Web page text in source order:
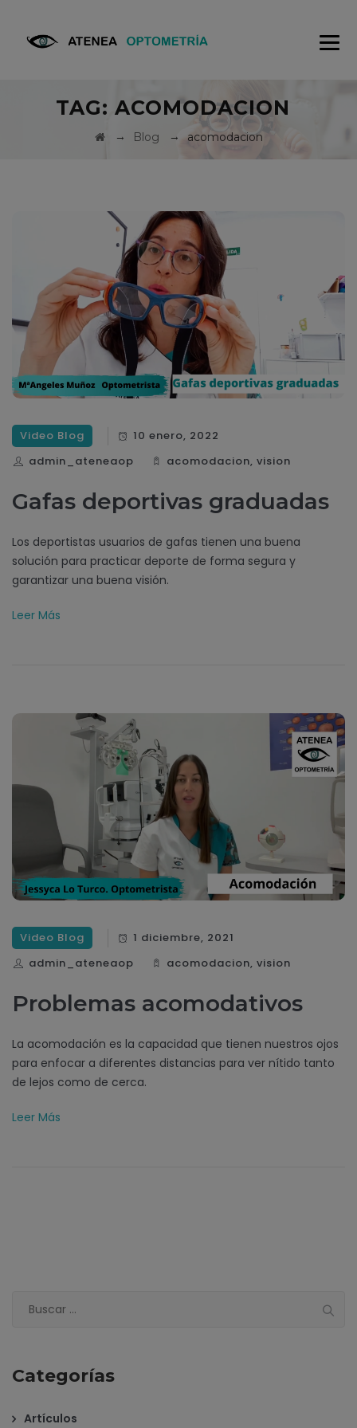
TAG: ACOMODACION
→ Blog → acomodacion
Video Blog
10 enero, 2022
admin_ateneaop
acomodacion, vision
Gafas deportivas graduadas
Los deportistas usuarios de gafas tienen una buena
solución para practicar deporte de forma segura y
garantizar una buena visión.
Leer Más
Video Blog
1 diciembre, 2021
admin_ateneaop
acomodacion, vision
Problemas acomodativos
La acomodación es la capacidad que tienen nuestros ojos
para enfocar a diferentes distancias para ver nítido tanto
de lejos como de cerca.
Leer Más
Categorías
Artículos